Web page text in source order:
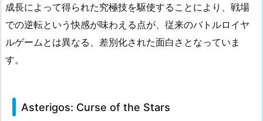
成長によって得られた究極技を駆使することにより、戦場
での逆転という快感が味わえる点が、従来のバトルロイヤ
ルゲームとは異なる、差別化された面白さとなっていま
す。
Asterigos: Curse of the Stars